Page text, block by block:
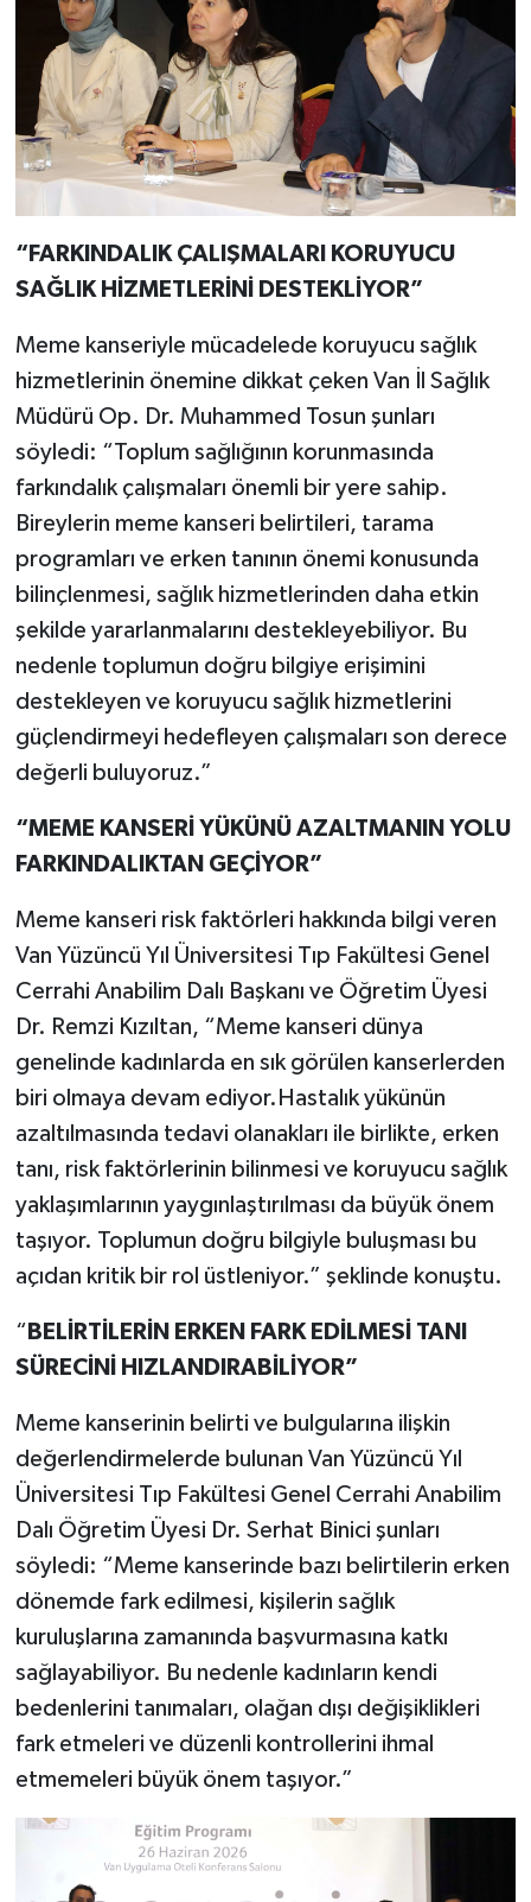
“FARKINDALIK ÇALIŞMALARI KORUYUCU
SAĞLIK HİZMETLERİNİ DESTEKLİYOR”
Meme kanseriyle mücadelede koruyucu sağlık
hizmetlerinin önemine dikkat çeken Van İl Sağlık
Müdürü Op. Dr. Muhammed Tosun şunları
söyledi: “Toplum sağlığının korunmasında
farkındalık çalışmaları önemli bir yere sahip.
Bireylerin meme kanseri belirtileri, tarama
programları ve erken tanının önemi konusunda
bilinçlenmesi, sağlık hizmetlerinden daha etkin
şekilde yararlanmalarını destekleyebiliyor. Bu
nedenle toplumun doğru bilgiye erişimini
destekleyen ve koruyucu sağlık hizmetlerini
güçlendirmeyi hedefleyen çalışmaları son derece
değerli buluyoruz.”
“MEME KANSERİ YÜKÜNÜ AZALTMANIN YOLU
FARKINDALIKTAN GEÇİYOR”
Meme kanseri risk faktörleri hakkında bilgi veren
Van Yüzüncü Yıl Üniversitesi Tıp Fakültesi Genel
Cerrahi Anabilim Dalı Başkanı ve Öğretim Üyesi
Dr. Remzi Kızıltan, “Meme kanseri dünya
genelinde kadınlarda en sık görülen kanserlerden
biri olmaya devam ediyor.Hastalık yükünün
azaltılmasında tedavi olanakları ile birlikte, erken
tanı, risk faktörlerinin bilinmesi ve koruyucu sağlık
yaklaşımlarının yaygınlaştırılması da büyük önem
taşıyor. Toplumun doğru bilgiyle buluşması bu
açıdan kritik bir rol üstleniyor.” şeklinde konuştu.
“ BELİRTİLERİN ERKEN FARK EDİLMESİ TANI
SÜRECİNİ HIZLANDIRABİLİYOR”
Meme kanserinin belirti ve bulgularına ilişkin
değerlendirmelerde bulunan Van Yüzüncü Yıl
Üniversitesi Tıp Fakültesi Genel Cerrahi Anabilim
Dalı Öğretim Üyesi Dr. Serhat Binici şunları
söyledi: “Meme kanserinde bazı belirtilerin erken
dönemde fark edilmesi, kişilerin sağlık
kuruluşlarına zamanında başvurmasına katkı
sağlayabiliyor. Bu nedenle kadınların kendi
bedenlerini tanımaları, olağan dışı değişiklikleri
fark etmeleri ve düzenli kontrollerini ihmal
etmemeleri büyük önem taşıyor.”